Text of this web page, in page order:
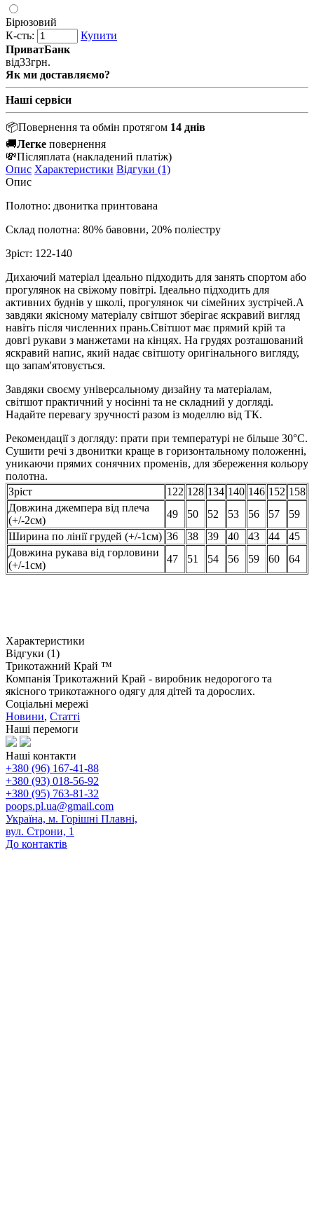
Бірюзовий
К-сть:
Купити
ПриватБанк
від33грн.
Як ми доставляємо?
Наші сервіси
📦Повернення та обмін протягом 14 днів
🚚Легке повернення
💸Післяплата (накладений платіж)
Опис Характеристики Відгуки (1)
Опис
Полотно: двонитка принтована
Склад полотна: 80% бавовни, 20% поліестру
Зріст: 122-140
Дихаючий матеріал ідеально підходить для занять спортом або
прогулянок на свіжому повітрі. Ідеально підходить для
активних буднів у школі, прогулянок чи сімейних зустрічей.А
завдяки якісному матеріалу світшот зберігає яскравий вигляд
навіть після численних прань.Світшот має прямий крій та
довгі рукави з манжетами на кінцях. На грудях розташований
яскравий напис, який надає світшоту оригінального вигляду,
що запам'ятовується.
Завдяки своєму універсальному дизайну та матеріалам,
світшот практичний у носінні та не складний у догляді.
Надайте перевагу зручності разом із моделлю від ТК.
Рекомендації з догляду: прати при температурі не більше 30°C.
Сушити речі з двонитки краще в горизонтальному положенні,
уникаючи прямих сонячних променів, для збереження кольору
полотна.
Зріст
122 128 134 140 146 152 158
Довжина джемпера від плеча
(+/-2см)
49 50 52 53 56 57
59
Ширина по лінії грудей (+/-1см) 36 38 39 40 43 44
45
Довжина рукава від горловини
(+/-1см)
47 51 54 56 59 60 64
Характеристики
Відгуки (1)
Трикотажний Край ™
Компанія Трикотажний Край - виробник недорогого та
якісного трикотажного одягу для дітей та дорослих.
Соціальні мережі
Новини, Статті
Наші перемоги
Наші контакти
+380 (96) 167-41-88
+380 (93) 018-56-92
+380 (95) 763-81-32
poops.pl.ua@gmail.com
Україна, м. Горішні Плавні,
вул. Строни, 1
До контактів